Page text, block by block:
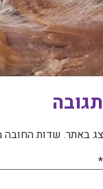
באתר. שדות החובה
*